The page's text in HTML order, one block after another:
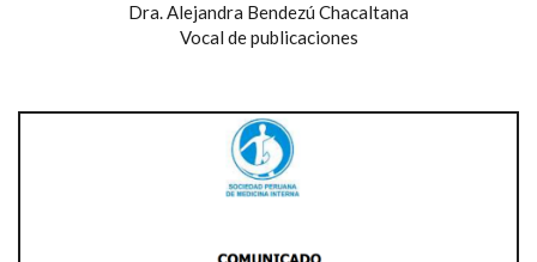
Dra. Alejandra Bendezú Chacaltana
Vocal de publicaciones